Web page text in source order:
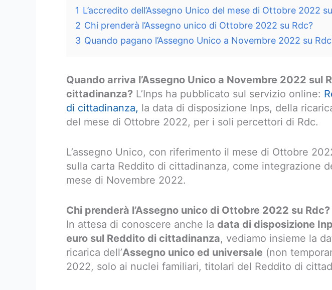
1 L’accredito dell’Assegno Unico del mese di Ottobre 2022
2 Chi prenderà l’Assegno unico di Ottobre 2022 su Rdc?
3 Quando pagano l’Assegno Unico a Novembre 2022 su
Quando arriva l’Assegno Unico a Novembre 2022 sul
cittadinanza? L’Inps ha pubblicato sul servizio online:
di cittadinanza, la data di disposizione Inps, della
del mese di Ottobre 2022, per i soli percettori di Rdc.
L’assegno Unico, con riferimento il mese di Ottobre
sulla carta Reddito di cittadinanza, come integrazione
mese di Novembre 2022.
Chi prenderà l’Assegno unico di Ottobre 2022 su Rdc?
In attesa di conoscere anche la data di disposizione
euro sul Reddito di cittadinanza, vediamo insieme la
ricarica dell’Assegno unico ed universale (non
2022, solo ai nuclei familiari, titolari del Reddito di